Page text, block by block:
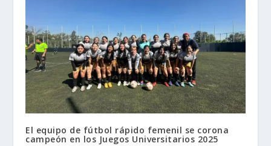
El equipo de fútbol rápido femenil se corona
campeón en los Juegos Universitarios 2025